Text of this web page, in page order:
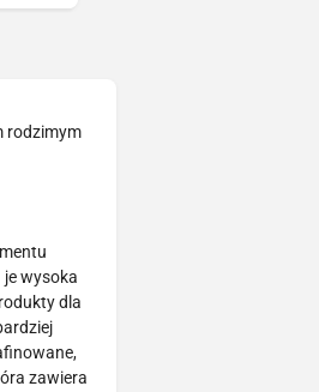
rodzimym
wysoka
dla
zawiera